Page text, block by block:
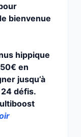
bienvenue
hippique
en
jusqu’à
défis.